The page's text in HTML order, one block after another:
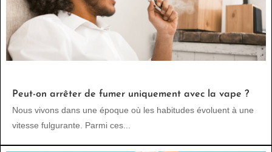
Peut-on arrêter de fumer uniquement avec la vape ?
Nous vivons dans une époque où les habitudes évoluent à une
vitesse fulgurante. Parmi ces...